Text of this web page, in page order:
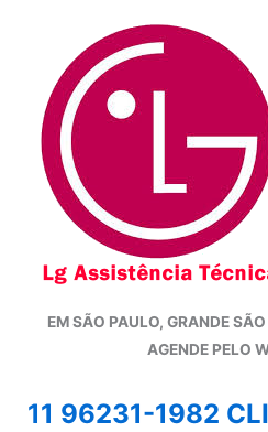
conteúdo
EM SÃO PAULO, GRANDE
AGENDE PELO
11 96231-1982